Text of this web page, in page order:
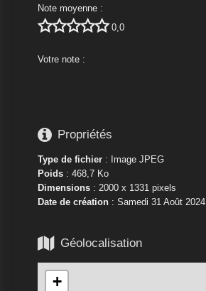
Note moyenne :
 0,0
Votre note :
 Propriétés
Type de fichier: Image JPEG
Poids: 468,7 Ko
Dimensions: 2000 x 1331 pixels
Date de création: Samedi 31 Août 2024
 Géolocalisation
+